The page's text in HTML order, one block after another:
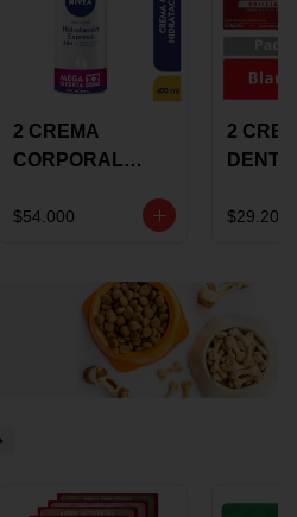
2 CREMA
CORPORAL
EXPRESS
OFERTA
$54.000
2
$29.200